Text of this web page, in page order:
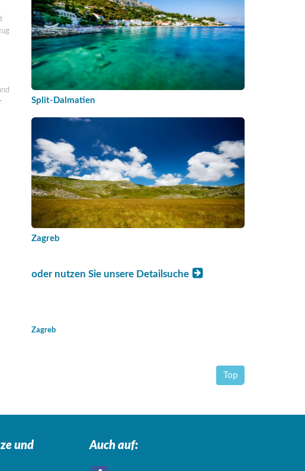
Split-Dalmatien
Zagreb
oder nutzen Sie unsere Detailsuche
Zagreb
Top
und
Auch auf: